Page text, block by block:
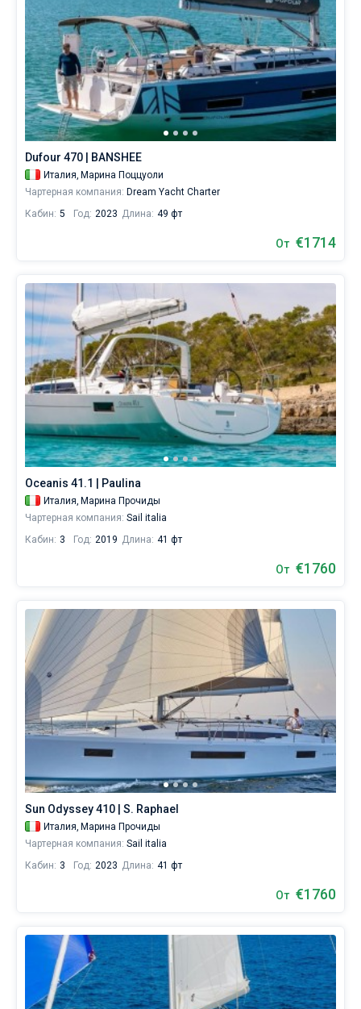
Dufour 470 | BANSHEE
Италия, Марина Поццуоли
Чартерная компания: Dream Yacht Charter
Кабин: 5 Год: 2023 Длина: 49 фт
От €1714
Oceanis 41.1 | Paulina
Италия, Марина Прочиды
Чартерная компания: Sail italia
Кабин: 3 Год: 2019 Длина: 41 фт
От €1760
Sun Odyssey 410 | S. Raphael
Италия, Марина Прочиды
Чартерная компания: Sail italia
Кабин: 3 Год: 2023 Длина: 41 фт
От €1760